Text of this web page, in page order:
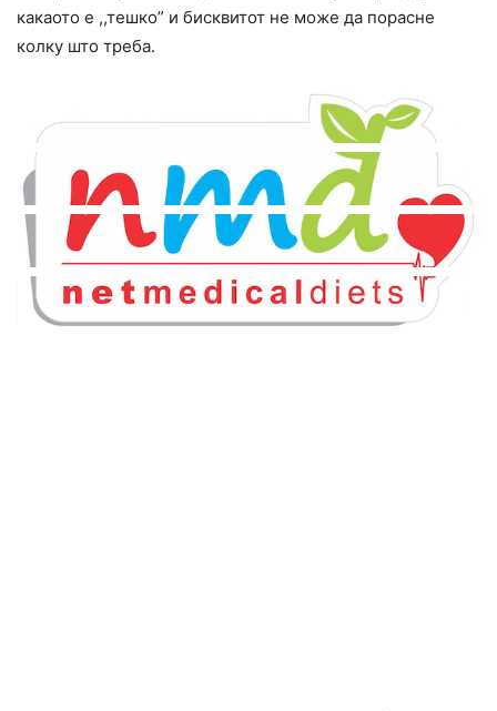
какаото е ,,тешко” и бисквитот не може да порасне
колку што треба.